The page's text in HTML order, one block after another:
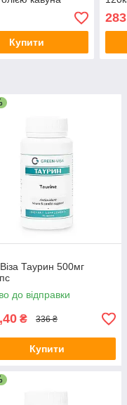
нефропротектор
Купити
Віза Таурин 500мг
до відправки
₴ 336 ₴
Купити